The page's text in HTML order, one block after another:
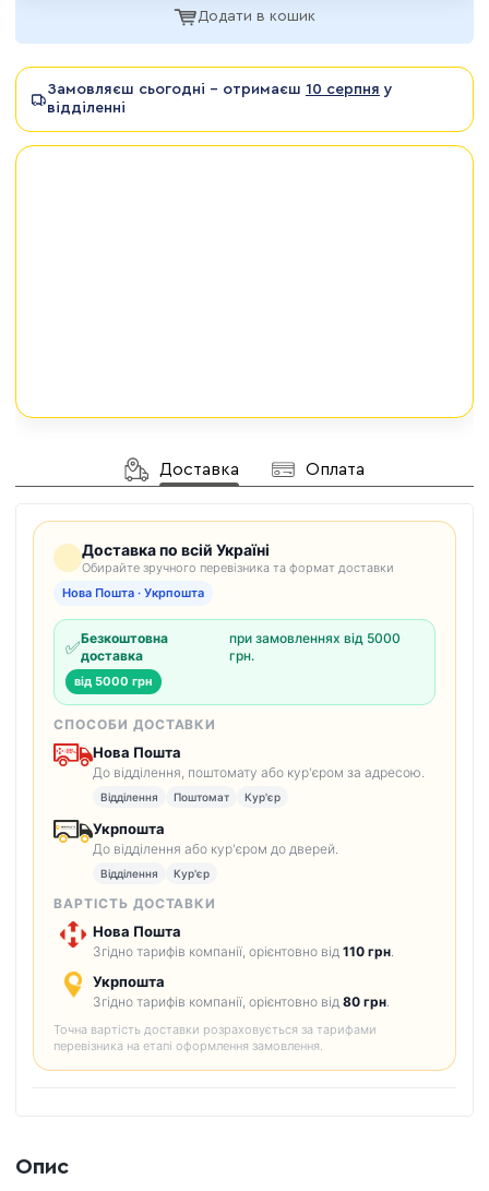
Додати в кошик
Замовляєш сьогодні - отримаєш 10 серпня у
відділенні
Доставка Оплата
Доставка по всій Україні
Обирайте зручного перевізника та формат доставки
Нова Пошта · Укрпошта
✅Безкоштовна
доставка
при замовленнях від 5000
грн.
від 5000 грн
СПОСОБИ ДОСТАВКИ
Нова Пошта
До відділення, поштомату або кур'єром за адресою.
Відділення Поштомат Кур'єр
Укрпошта
До відділення або кур'єром до дверей.
Відділення Кур'єр
ВАРТІСТЬ ДОСТАВКИ
Нова Пошта
Згідно тарифів компанії, орієнтовно від 110 грн
Укрпошта
Згідно тарифів компанії, орієнтовно від 80 грн
Точна вартість доставки розраховується за тарифами
перевізника на етапі оформлення замовлення.
Опис